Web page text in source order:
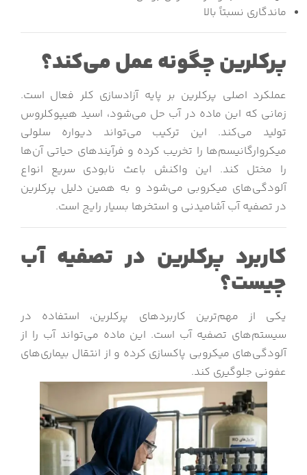
ماندگاری نسبتاً بالا
پرکلرین چگونه عمل می‌کند؟
عملکرد اصلی پرکلرین بر پایه آزادسازی کلر فعال است.
زمانی که این ماده در آب حل می‌شود، اسید هیپوکلروس
تولید می‌کند. این ترکیب می‌تواند دیواره سلولی
میکروارگانیسم‌ها را تخریب کرده و فرآیندهای حیاتی آن‌ها
را مختل کند. این واکنش باعث نابودی سریع انواع
آلودگی‌های میکروبی می‌شود و به همین دلیل پرکلرین
در تصفیه آب آشامیدنی و استخرها بسیار رایج است.
کاربرد پرکلرین در تصفیه آب
چیست؟
یکی از مهم‌ترین کاربردهای پرکلرین، استفاده در
سیستم‌های تصفیه آب است. این ماده می‌تواند آب را از
آلودگی‌های میکروبی پاکسازی کرده و از انتقال بیماری‌های
عفونی جلوگیری کند.